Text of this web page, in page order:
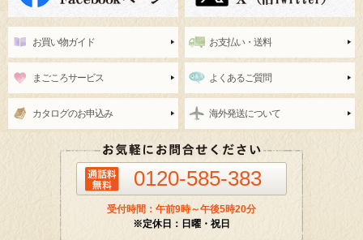
お買い物ガイド お支払い・送料
まごころサービス よくあるご質問
カタログのお申込み 海外発送について
0120-585-383
受付時間：午前9時～午後5時20分
※定休日：日曜・祝日